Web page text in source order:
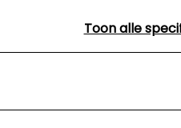
Toon alle